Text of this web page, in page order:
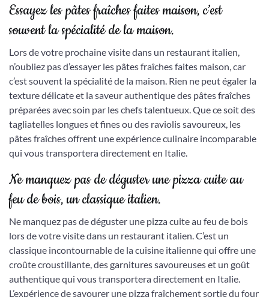
Essayez les pâtes fraîches faites maison, c’est
souvent la spécialité de la maison.
Lors de votre prochaine visite dans un restaurant italien,
n’oubliez pas d’essayer les pâtes fraîches faites maison, car
c’est souvent la spécialité de la maison. Rien ne peut égaler la
texture délicate et la saveur authentique des pâtes fraîches
préparées avec soin par les chefs talentueux. Que ce soit des
tagliatelles longues et fines ou des raviolis savoureux, les
pâtes fraîches offrent une expérience culinaire incomparable
qui vous transportera directement en Italie.
Ne manquez pas de déguster une pizza cuite au
feu de bois, un classique italien.
Ne manquez pas de déguster une pizza cuite au feu de bois
lors de votre visite dans un restaurant italien. C’est un
classique incontournable de la cuisine italienne qui offre une
croûte croustillante, des garnitures savoureuses et un goût
authentique qui vous transportera directement en Italie.
L’expérience de savourer une pizza fraîchement sortie du four